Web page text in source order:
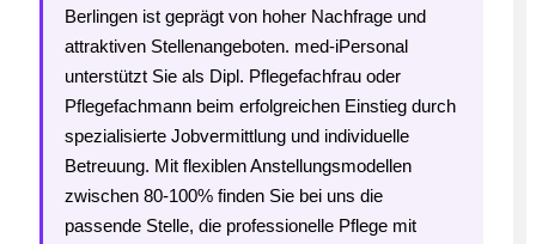
Berlingen ist geprägt von hoher Nachfrage und
attraktiven Stellenangeboten. med-iPersonal
unterstützt Sie als Dipl. Pflegefachfrau oder
Pflegefachmann beim erfolgreichen Einstieg durch
spezialisierte Jobvermittlung und individuelle
Betreuung. Mit flexiblen Anstellungsmodellen
zwischen 80-100% finden Sie bei uns die
passende Stelle, die professionelle Pflege mit